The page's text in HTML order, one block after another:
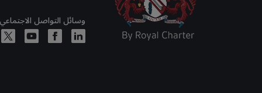
وسائل التواصل الاجتماعي